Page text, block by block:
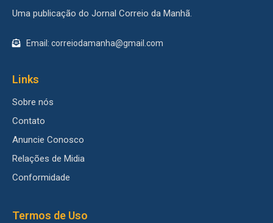
Uma publicação do Jornal Correio da Manhã.
Email: correiodamanha@gmail.com
Links
Sobre nós
Contato
Anuncie Conosco
Relações de Midia
Conformidade
Termos de Uso